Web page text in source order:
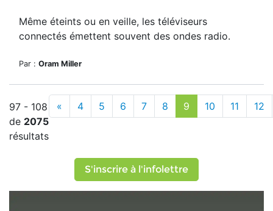
Même éteints ou en veille, les téléviseurs
connectés émettent souvent des ondes radio.
Par : Oram Miller
97 - 108
de 2075
résultats
« 4 5 6 7 8 9 10 11 12
S'inscrire à l'infolettre